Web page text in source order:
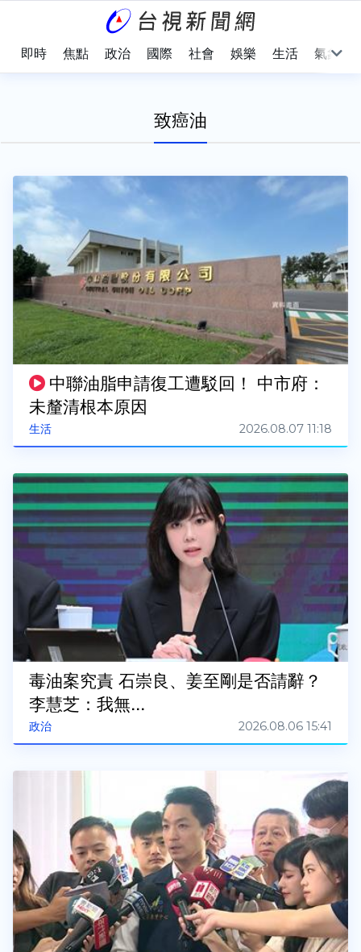
即時 焦點 政治 國際 社會 娛樂 生活 氣象
致癌油
生活
中聯油脂申請復工遭駁回！ 中市府：
未釐清根本原因
2026.08.07 11:18
政治
毒油案究責 石崇良、姜至剛是否請辭？
李慧芝：我無...
2026.08.06 15:41